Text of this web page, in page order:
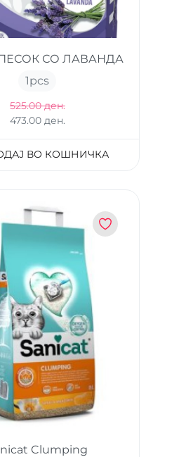
СО ЛАВАНДА
1pcs
525.00 ден.
473.00 ден.
ВО КОШНИЧКА
Clumping